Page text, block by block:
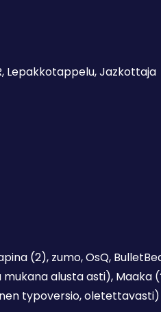
Lepakkotappelu, Jazkottaja
(2), zumo, OsQ,
alusta asti), Maaka
typoversio, oletettavasti)